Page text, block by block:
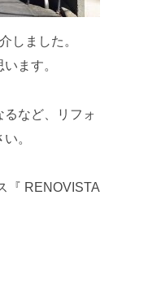
しました。
ます。
など、リフォ
。
『 RENOVISTA